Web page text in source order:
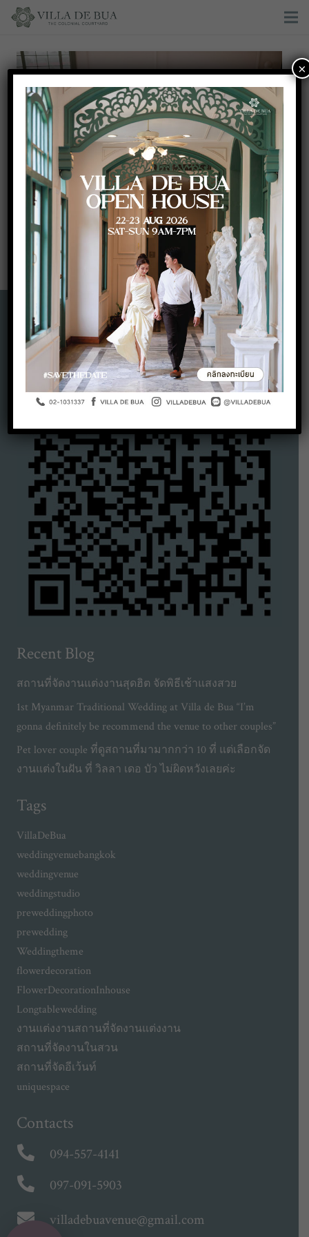
บรรยากาศงานพิธียกน้ำชาและจัดเลี้ยงในสไตล์ House
Party พร้อมปิดท้ายคอนเสิร์ตจาก ATOM ชนกันต์ ที่ Villa
De Bua
Google Maps QR Code
Recent Blog
สถานที่จัดงานแต่งงานสุดฮิต จัดพิธีเช้าแสงสวย
1st Myanmar Traditional Wedding at Villa de Bua “I’m
gonna definitely be recommend the venue to other couples”
Pet lover couple ที่ดูสถานที่มามากกว่า 10 ที่ แต่เลือกจัด
งานแต่งในฝัน ที่ วิลลา เดอ บัว ไม่ผิดหวังเลยค่ะ
Tags
VillaDeBua
weddingvenuebangkok
weddingvenue
weddingstudio
preweddingphoto
prewedding
Weddingtheme
flowerdecoration
FlowerDecorationInhouse
Longtablewedding
งานแต่งงานสถานที่จัดงานแต่งงาน
สถานที่จัดงานในสวน
สถานที่จัดอีเว้นท์
uniquespace
Contacts
094-557-4141
097-091-5903
villadebuavenue@gmail.com
×